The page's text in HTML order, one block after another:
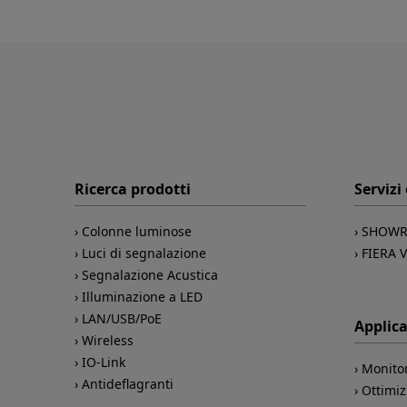
Ricerca prodotti
Colonne luminose
Luci di segnalazione
Segnalazione Acustica
Illuminazione a LED
LAN/USB/PoE
Wireless
IO-Link
Antideflagranti
FIERA